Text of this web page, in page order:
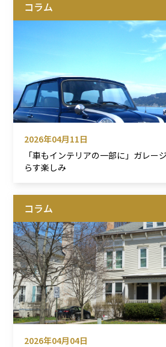
コラム
2026年04月11日
「車もインテリアの一部に」ガレー
らす楽しみ
コラム
2026年04月04日